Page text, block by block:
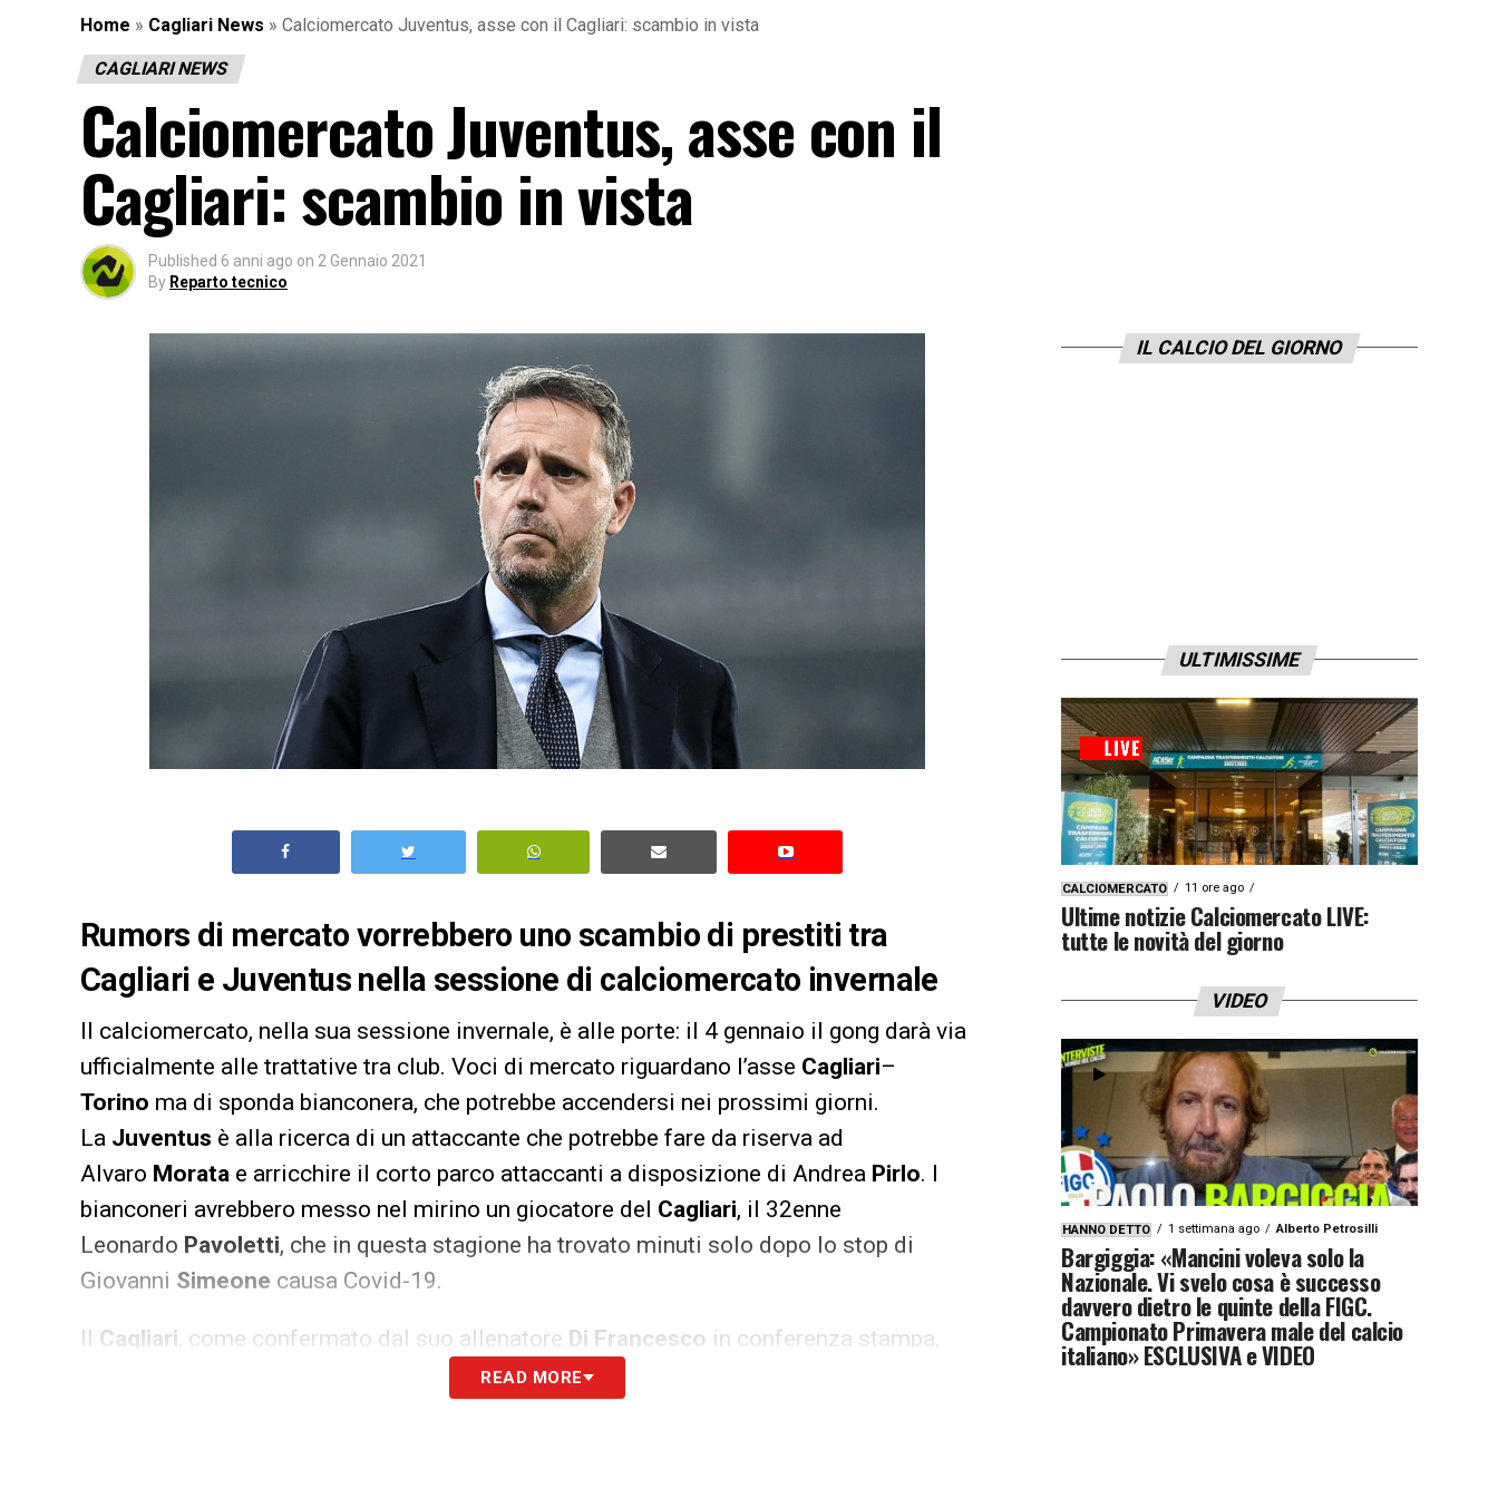
Home » Cagliari News » Calciomercato Juventus, asse con il Cagliari: scambio in vista
CAGLIARI NEWS
Calciomercato Juventus, asse con il
Cagliari: scambio in vista
Published 6 anni ago on 2 Gennaio 2021
By Reparto tecnico
Rumors di mercato vorrebbero uno scambio di prestiti tra
Cagliari e Juventus nella sessione di calciomercato invernale
Il calciomercato, nella sua sessione invernale, è alle porte: il 4 gennaio il gong darà via
ufficialmente alle trattative tra club. Voci di mercato riguardano l’asse Cagliari–
Torino ma di sponda bianconera, che potrebbe accendersi nei prossimi giorni.
La Juventus è alla ricerca di un attaccante che potrebbe fare da riserva ad
Alvaro Morata e arricchire il corto parco attaccanti a disposizione di Andrea Pirlo. I
bianconeri avrebbero messo nel mirino un giocatore del Cagliari, il 32enne
Leonardo Pavoletti, che in questa stagione ha trovato minuti solo dopo lo stop di
Giovanni Simeone causa Covid-19.
Il Cagliari , come confermato dal suo allenatore Di Francesco in conferenza stampa,
dovrà necessariamente alleggerire una rosa molto folta e
READ MORE
IL CALCIO DEL GIORNO
ULTIMISSIME
CALCIOMERCATO 11 ore ago
Ultime notizie Calciomercato LIVE:
tutte le novità del giorno
VIDEO
HANNO DETTO 1 settimana ago Alberto Petrosilli
Bargiggia: «Mancini voleva solo la
Nazionale. Vi svelo cosa è successo
davvero dietro le quinte della FIGC.
Campionato Primavera male del calcio
italiano» ESCLUSIVA e VIDEO